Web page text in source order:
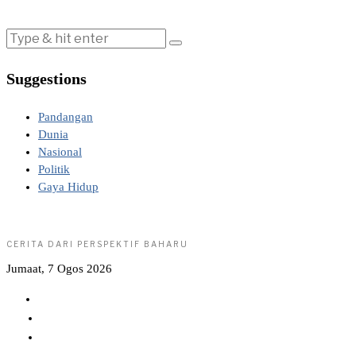
Suggestions
Pandangan
Dunia
Nasional
Politik
Gaya Hidup
CERITA DARI PERSPEKTIF BAHARU
Jumaat, 7 Ogos 2026